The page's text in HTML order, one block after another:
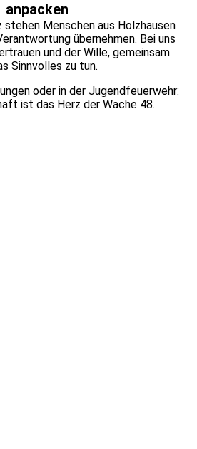
anpacken
stehen Menschen aus Holzhausen
übernehmen. Bei uns
und der Wille, gemeinsam
Sinnvolles zu tun.
oder in der Jugendfeuerwehr:
ist das Herz der Wache 48.